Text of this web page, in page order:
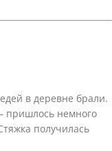
в деревне брали.
пришлось немного
получилась